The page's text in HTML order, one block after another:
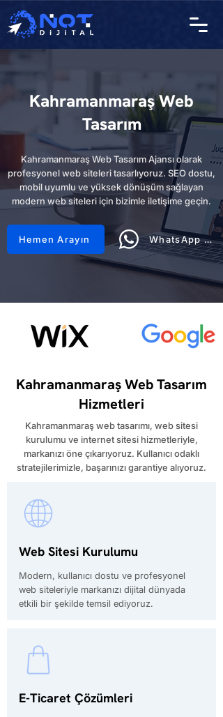
Kahramanmaraş Web
Tasarım
Kahramanmaraş Web Tasarım Ajansı olarak
profesyonel web siteleri tasarlıyoruz. SEO dostu,
mobil uyumlu ve yüksek dönüşüm sağlayan
modern web siteleri için bizimle iletişime geçin.
Hemen Arayın WhatsApp Hattı
Kahramanmaraş Web Tasarım
Hizmetleri
​Kahramanmaraş web tasarımı, web sitesi
kurulumu ve internet sitesi hizmetleriyle,
markanızı öne çıkarıyoruz. Kullanıcı odaklı
stratejilerimizle, başarınızı garantiye alıyoruz.
Web Sitesi Kurulumu
Modern, kullanıcı dostu ve profesyonel
web siteleriyle markanızı dijital dünyada
etkili bir şekilde temsil ediyoruz.
E-Ticaret Çözümleri